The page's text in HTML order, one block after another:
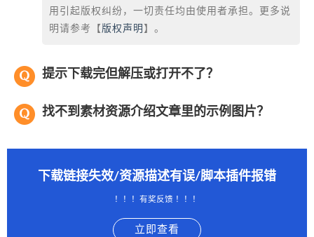
用引起版权纠纷，一切责任均由使用者承担。更多说
明请参考【 版权声明 】。
提示下载完但解压或打开不了？
找不到素材资源介绍文章里的示例图片？
下载链接失效/资源描述有误/脚本插件报错
！！！有奖反馈 ！！！
立即查看